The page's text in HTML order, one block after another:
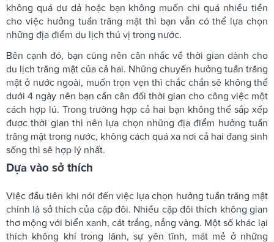
không quá dư dả hoặc bạn không muốn chi quá nhiều tiền
cho việc hưởng tuần trăng mật thì bạn vẫn có thể lựa chọn
những địa điểm du lịch thú vị trong nước.
Bên cạnh đó, bạn cũng nên cân nhắc về thời gian dành cho
du lịch trăng mật của cả hai. Những chuyến hưởng tuần trăng
mật ở nước ngoài, muốn trọn vẹn thì chắc chắn sẽ không thể
dưới 4 ngày nên bạn cần cân đối thời gian cho công việc một
cách hợp lú. Trong trường hợp cả hai bạn không thể sắp xếp
được thời gian thì nên lựa chọn những địa điểm hưởng tuần
trăng mật trong nước, không cách quá xa nơi cả hai đang sinh
sống thì sẽ hợp lý nhất.
Dựa vào sở thích
Việc đầu tiên khi nói đến việc lựa chọn hưởng tuần trăng mật
chính là sở thích của cặp đôi. Nhiều cặp đôi thích không gian
thơ mộng với biển xanh, cát trắng, nắng vàng. Một số khác lại
thích không khí trong lãnh, sự yên tĩnh, mát mẻ ở những